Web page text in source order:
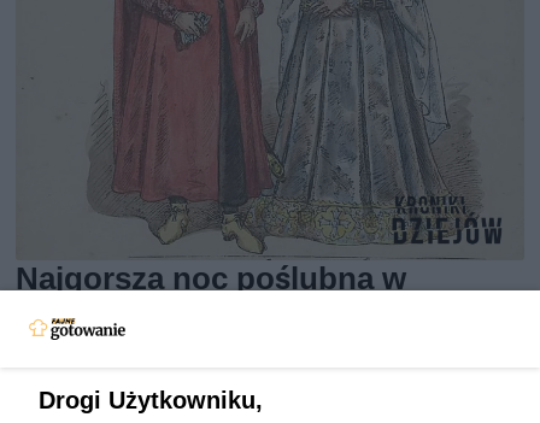
Najgorsza noc poślubna w
dziejach Wawelu. Batory zrobił to
Drogi Użytkowniku,